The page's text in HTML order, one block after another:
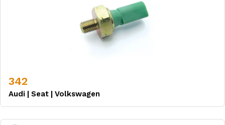
342
Audi | Seat | Volkswagen